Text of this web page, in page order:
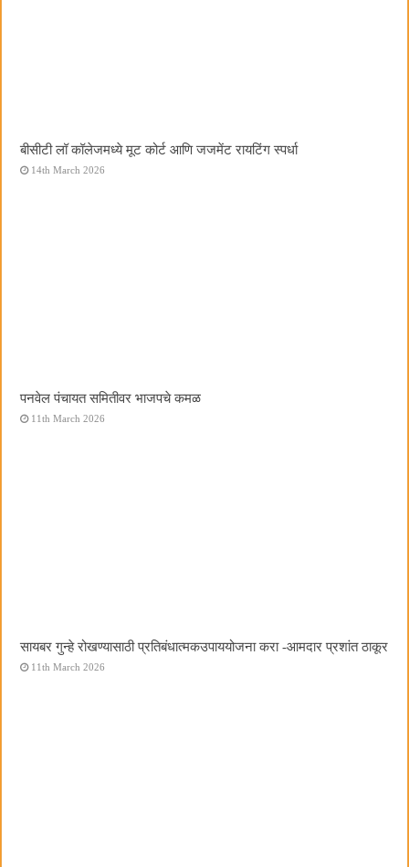
बीसीटी लॉ कॉलेजमध्ये मूट कोर्ट आणि जजमेंट रायटिंग स्पर्धा
14th March 2026
पनवेल पंचायत समितीवर भाजपचे कमळ
11th March 2026
सायबर गुन्हे रोखण्यासाठी प्रतिबंधात्मकउपाययोजना करा -आमदार प्रशांत ठाकूर
11th March 2026